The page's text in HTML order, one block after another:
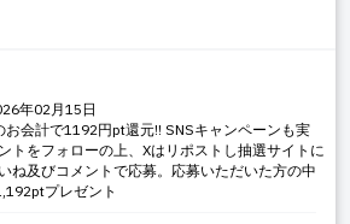
年02月15日
会計で1192円pt還元!! SNSキャンペーンも実
トをフォローの上、Xはリポストし抽選サイトに
ね及びコメントで応募。応募いただいた方の中
プレゼント